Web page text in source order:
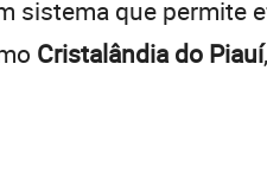
sistema que permite
Cristalândia do Piauí